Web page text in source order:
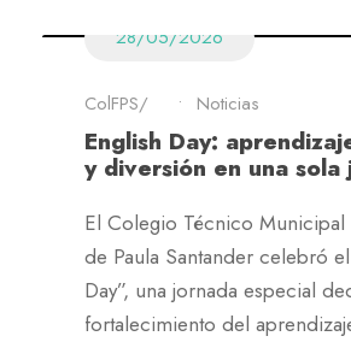
28/05/2026
ColFPS • Noticias
English Day:
y diversión en una sola
El Colegio Técnico Municipal
de Paula Santander celebró
Day”, una jornada especial
fortalecimiento del